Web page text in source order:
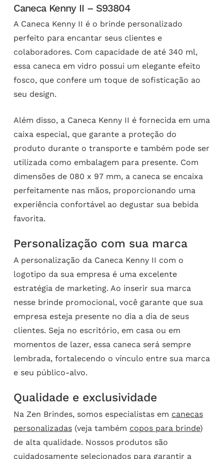
Caneca Kenny II – S93804
A Caneca Kenny II é o brinde personalizado
perfeito para encantar seus clientes e
colaboradores. Com capacidade de até 340 ml,
essa caneca em vidro possui um elegante efeito
fosco, que confere um toque de sofisticação ao
seu design.
Além disso, a Caneca Kenny II é fornecida em uma
caixa especial, que garante a proteção do
produto durante o transporte e também pode ser
utilizada como embalagem para presente. Com
dimensões de 080 x 97 mm, a caneca se encaixa
perfeitamente nas mãos, proporcionando uma
experiência confortável ao degustar sua bebida
favorita.
Personalização com sua marca
A personalização da Caneca Kenny II com o
logotipo da sua empresa é uma excelente
estratégia de marketing. Ao inserir sua marca
nesse brinde promocional, você garante que sua
empresa esteja presente no dia a dia de seus
clientes. Seja no escritório, em casa ou em
momentos de lazer, essa caneca será sempre
lembrada, fortalecendo o vínculo entre sua marca
e seu público-alvo.
Qualidade e exclusividade
Na Zen Brindes, somos especialistas em canecas
personalizadas(veja também copos para brinde)
de alta qualidade. Nossos produtos são
cuidadosamente selecionados para garantir a